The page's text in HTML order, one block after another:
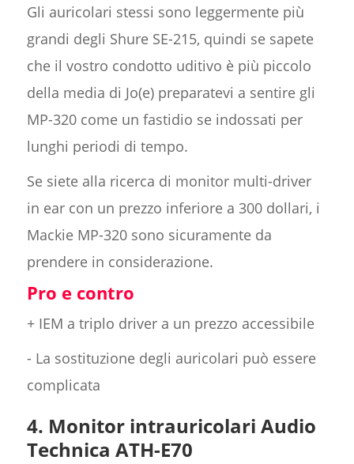
Gli auricolari stessi sono leggermente più
grandi degli Shure SE-215, quindi se sapete
che il vostro condotto uditivo è più piccolo
della media di Jo(e) preparatevi a sentire gli
MP-320 come un fastidio se indossati per
lunghi periodi di tempo.
Se siete alla ricerca di monitor multi-driver
in ear con un prezzo inferiore a 300 dollari, i
Mackie MP-320 sono sicuramente da
prendere in considerazione.
Pro e contro
+ IEM a triplo driver a un prezzo accessibile
- La sostituzione degli auricolari può essere
complicata
4. Monitor intrauricolari Audio
Technica ATH-E70